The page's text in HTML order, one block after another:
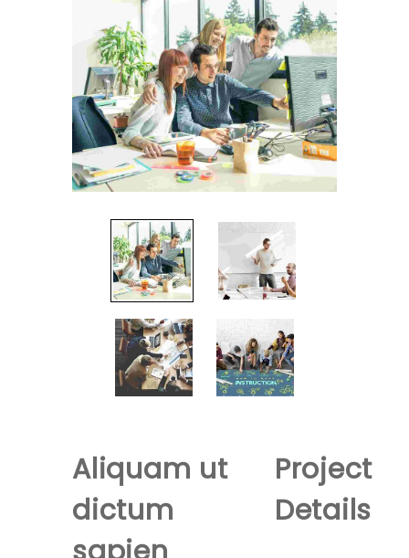
Aliquam ut
dictum
Project
Details